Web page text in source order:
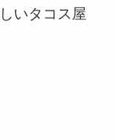
いタコス屋